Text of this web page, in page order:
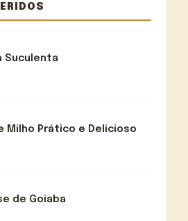
Suculenta
Milho Prático e Delicioso
de Goiaba